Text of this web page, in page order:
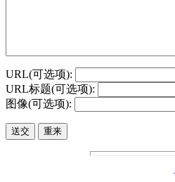
URL(可选项):
URL标题(可选项):
图像(可选项):